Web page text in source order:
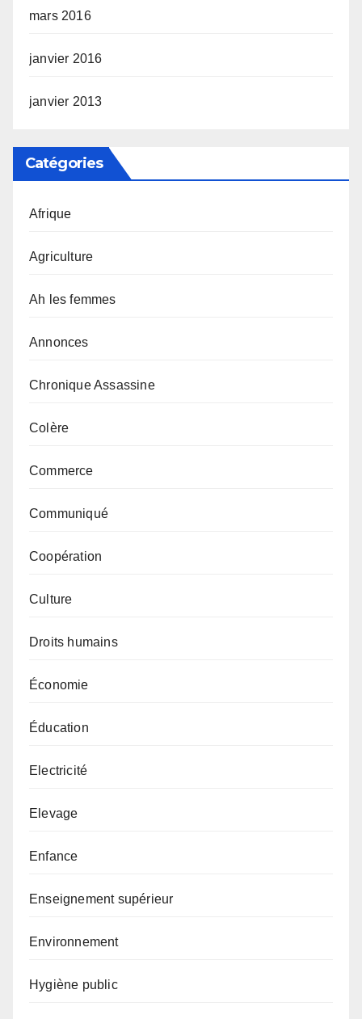
mars 2016
janvier 2016
janvier 2013
Catégories
Afrique
Agriculture
Ah les femmes
Annonces
Chronique Assassine
Colère
Commerce
Communiqué
Coopération
Culture
Droits humains
Économie
Éducation
Electricité
Elevage
Enfance
Enseignement supérieur
Environnement
Hygiène public